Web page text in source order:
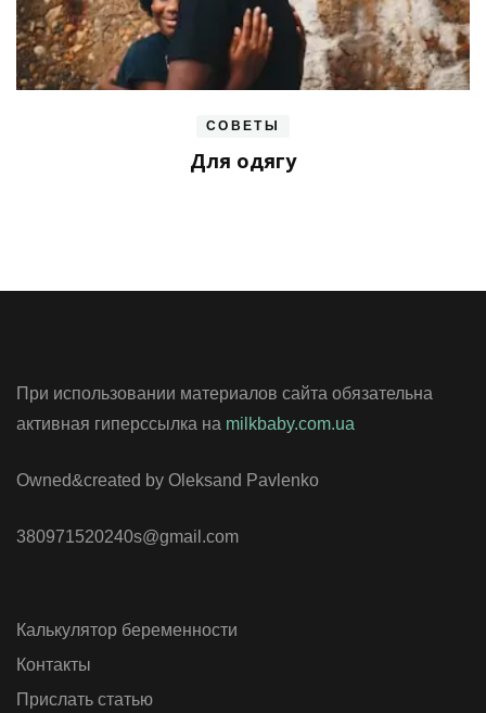
СОВЕТЫ
Для одягу
При использовании материалов сайта обязательна
активная гиперссылка на milkbaby.com.ua
Owned&created by Oleksand Pavlenko
380971520240s@gmail.com
Калькулятор беременности
Контакты
Прислать статью